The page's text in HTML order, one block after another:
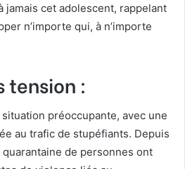
jamais cet adolescent, rappelant
n’importe qui, à n’importe
tension :
préoccupante, avec une
au trafic de stupéfiants. Depuis
quarantaine de personnes ont